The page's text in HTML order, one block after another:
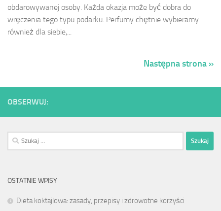
obdarowywanej osoby. Każda okazja może być dobra do
wręczenia tego typu podarku. Perfumy chętnie wybieramy
również dla siebie,...
Następna strona »
OBSERWUJ:
Szukaj:
OSTATNIE WPISY
Dieta koktajlowa: zasady, przepisy i zdrowotne korzyści